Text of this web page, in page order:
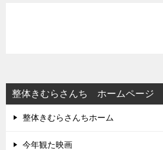
シ
ョ
ン
整体きむらさんち ホームページ
整体きむらさんちホーム
今年観た映画